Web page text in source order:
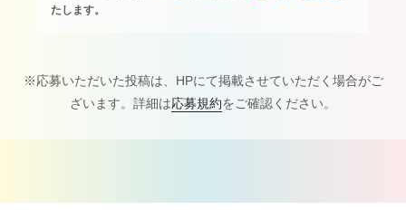
たします。
※応募いただいた投稿は、HPにて掲載させていただく場合がご
ざいます。詳細は応募規約をご確認ください。